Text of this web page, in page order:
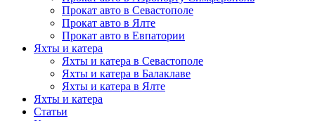
Прокат авто в Севастополе
Прокат авто в Ялте
Прокат авто в Евпатории
Яхты и катера
Яхты и катера в Севастополе
Яхты и катера в Балаклаве
Яхты и катера в Ялте
Яхты и катера
Статьи